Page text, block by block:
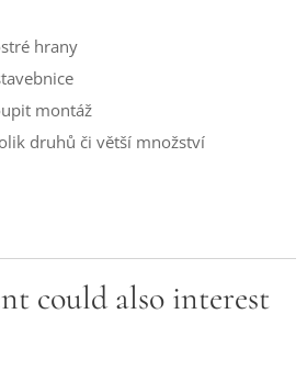
hrany
montáž
druhů či větší množství
could also interest